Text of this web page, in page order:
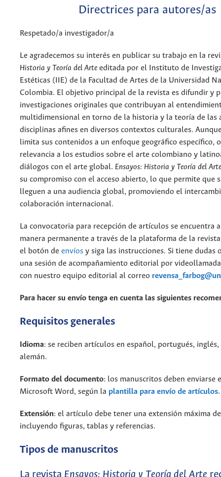
Directrices para autores/as
Respetado/a investigador/a
Le agradecemos su interés en publicar su trabajo en la
Historia y Teoría del Arte editada por el Instituto de
Estéticas (IIE) de la Facultad de Artes de la Universidad
Colombia. El objetivo principal de la revista es difundir y
investigaciones originales que contribuyan al
multidimensional en torno de la historia y la teoría de las
disciplinas afines en diversos contextos culturales.
limita sus contenidos a un enfoque geográfico específico,
relevancia a los estudios sobre el arte colombiano y
diálogos con el arte global. Ensayos: Historia y Teoría del Arte
su compromiso con el acceso abierto, lo que permite que
lleguen a una audiencia global, promoviendo el
colaboración internacional.
La convocatoria para recepción de artículos se encuentra
manera permanente a través de la plataforma de la
el botón de envíos y siga las instrucciones. Si tiene dudas
una sesión de acompañamiento editorial por
con nuestro equipo editorial al correo
Para hacer su envío tenga en cuenta las siguientes
Requisitos generales
Idioma: se reciben artículos en español, portugués, inglés,
alemán.
Formato del documento: los manuscritos deben enviarse
Microsoft Word, según la plantilla para envío de artículos.
Extensión: el artículo debe tener una extensión máxima
incluyendo figuras, tablas y referencias.
Tipos de manuscritos
La revista Ensayos: Historia y Teoría del Arte